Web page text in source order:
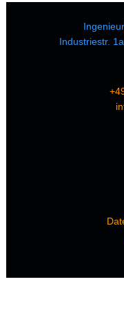
Industriestr.